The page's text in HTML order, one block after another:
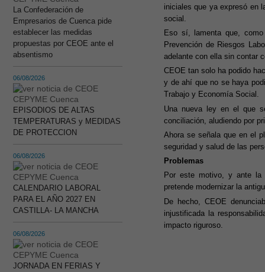
La Confederación de
Empresarios de Cuenca pide
establecer las medidas
propuestas por CEOE ante el
absentismo
06/08/2026
EPISODIOS DE ALTAS
TEMPERATURAS y MEDIDAS
DE PROTECCION
06/08/2026
CALENDARIO LABORAL
PARA EL AÑO 2027 EN
CASTILLA- LA MANCHA
06/08/2026
JORNADA EN FERIAS Y
iniciales que ya expresó en
social.
Eso sí, lamenta que,
Prevención de Riesgos
adelante con ella sin contar
CEOE tan solo ha podido
y de ahí que no se haya
Trabajo y Economía Social.
Una nueva ley en el que
conciliación, aludiendo por
Ahora se señala que en el
seguridad y salud de las
Problemas
Por este motivo, y ante la
pretende modernizar la
De hecho, CEOE
injustificada la
impacto riguroso.